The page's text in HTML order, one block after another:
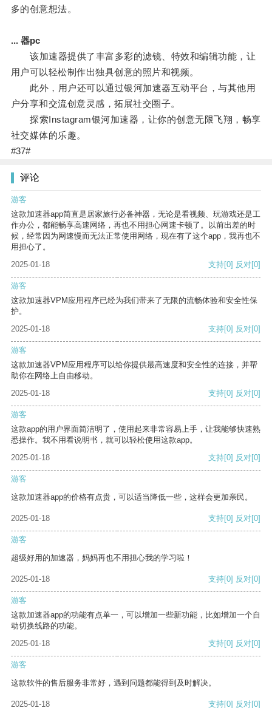
多的创意想法。
... 器pc
该加速器提供了丰富多彩的滤镜、特效和编辑功能，让
用户可以轻松制作出独具创意的照片和视频。
此外，用户还可以通过银河加速器互动平台，与其他用
户分享和交流创意灵感，拓展社交圈子。
探索Instagram银河加速器，让你的创意无限飞翔，畅享
社交媒体的乐趣。
#37#
评论
游客
这款加速器app简直是居家旅行必备神器，无论是看视频、玩游戏还是工
作办公，都能畅享高速网络，再也不用担心网速卡顿了。以前出差的时
候，经常因为网速慢而无法正常使用网络，现在有了这个app，我再也不
用担心了。
2025-01-18
支持[0] 反对[0]
游客
这款加速器VPM应用程序已经为我们带来了无限的流畅体验和安全性保
护。
2025-01-18
支持[0] 反对[0]
游客
这款加速器VPM应用程序可以给你提供最高速度和安全性的连接，并帮
助你在网络上自由移动。
2025-01-18
支持[0] 反对[0]
游客
这款app的用户界面简洁明了，使用起来非常容易上手，让我能够快速熟
悉操作。我不用看说明书，就可以轻松使用这款app。
2025-01-18
支持[0] 反对[0]
游客
这款加速器app的价格有点贵，可以适当降低一些，这样会更加亲民。
2025-01-18 支持[0] 反对[0]
游客
超级好用的加速器，妈妈再也不用担心我的学习啦！
2025-01-18 支持[0] 反对[0]
游客
这款加速器app的功能有点单一，可以增加一些新功能，比如增加一个自
动切换线路的功能。
2025-01-18
支持[0] 反对[0]
游客
这款软件的售后服务非常好，遇到问题都能得到及时解决。
2025-01-18 支持[0] 反对[0]